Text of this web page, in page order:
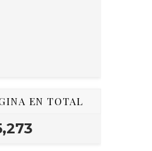
EN TOTAL